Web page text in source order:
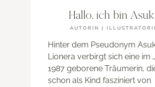
Hallo, ich bin
AUTORIN |
Hinter dem Pseudonym
Lionera verbirgt sich eine im
1987 geborene Träumerin,
schon als Kind fasziniert von